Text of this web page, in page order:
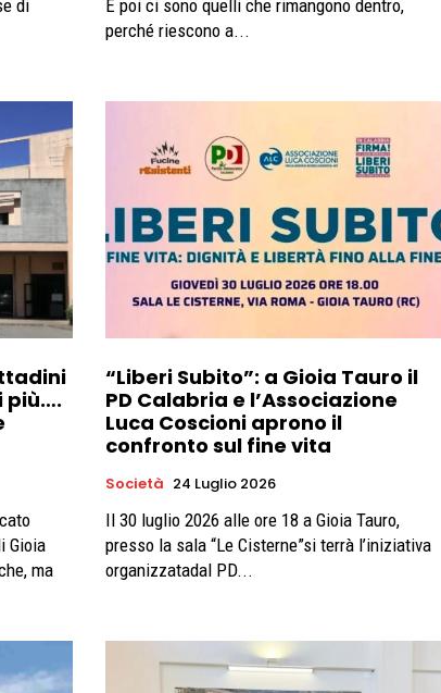
di
E poi ci sono quelli che rimangono dentro,
perché riescono a...
più….
Gioia
“Liberi Subito”: a Gioia Tauro il
PD Calabria e l’Associazione
Luca Coscioni aprono il
confronto sul fine vita
Società 24 Luglio 2026
Il 30 luglio 2026 alle ore 18 a Gioia Tauro,
presso la sala “Le Cisterne”si terrà l’iniziativa
organizzatadal PD...